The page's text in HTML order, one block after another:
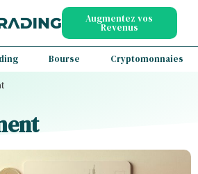
Augmentez vos
Revenus
Bourse Cryptomonnaies